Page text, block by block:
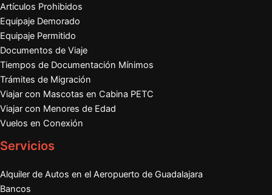
Artículos Prohibidos
Equipaje Demorado
Equipaje Permitido
Documentos de Viaje
Tiempos de Documentación Mínimos
Trámites de Migración
Viajar con Mascotas en Cabina PETC
Viajar con Menores de Edad
Vuelos en Conexión
Servicios
Alquiler de Autos en el Aeropuerto de Guadalajara
Bancos